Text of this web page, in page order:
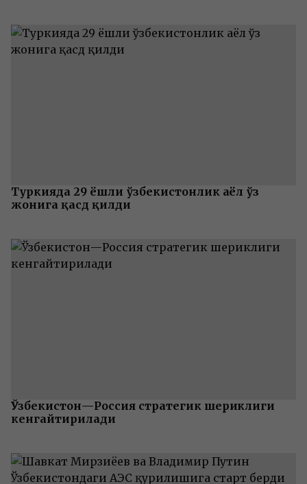
Туркияда 29 ёшли ўзбекистонлик аёл ўз
жонига қасд қилди
Ўзбекистон—Россия стратегик шериклиги
кенгайтирилади